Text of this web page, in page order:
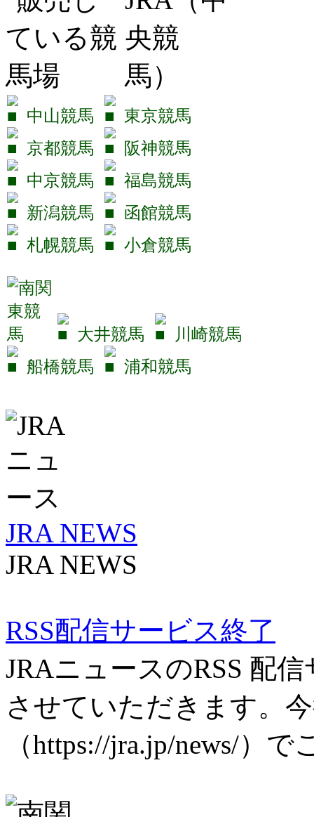
中山競馬
東京競馬
京都競馬
阪神競馬
中京競馬
福島競馬
新潟競馬
函館競馬
札幌競馬
小倉競馬
大井競馬
川崎競馬
船橋競馬
浦和競馬
JRA NEWS
JRA NEWS
RSS配信サービス終了
JRAニュースのRSS 配
させていただきます。
（https://jra.jp/news/）